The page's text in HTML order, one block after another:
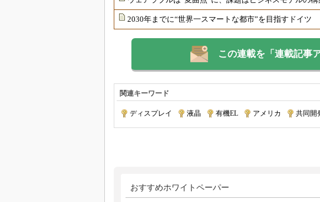
2030年までに“世界一スマートな都市”を目指すドイツ
この連載を「連載記事
関連キーワード
ディスプレイ 液晶 有機EL アメリカ 共同開
おすすめホワイトペーパー